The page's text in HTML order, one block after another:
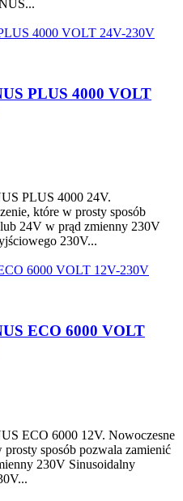
PLUS 4000 VOLT
PLUS 4000 24V.
które w prosty sposób
24V w prąd zmienny 230V
230V...
ECO 6000 VOLT
ECO 6000 12V. Nowoczesne
sposób pozwala zamienić
230V Sinusoidalny